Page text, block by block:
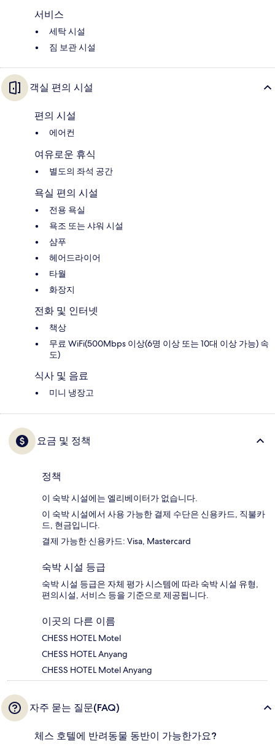
서비스
세탁 시설
짐 보관 시설
객실 편의 시설
편의 시설
에어컨
여유로운 휴식
별도의 좌석 공간
욕실 편의 시설
전용 욕실
욕조 또는 샤워 시설
샴푸
헤어드라이어
타월
화장지
전화 및 인터넷
책상
무료 WiFi(500Mbps 이상(6명 이상 또는 10대 이상 가능) 속
도)
식사 및 음료
미니 냉장고
요금 및 정책
정책
이 숙박 시설에는 엘리베이터가 없습니다.
이 숙박 시설에서 사용 가능한 결제 수단은 신용카드, 직불카
드, 현금입니다.
결제 가능한 신용카드: Visa, Mastercard
숙박 시설 등급
숙박 시설 등급은 자체 평가 시스템에 따라 숙박 시설 유형,
편의시설, 서비스 등을 기준으로 제공됩니다.
이곳의 다른 이름
CHESS HOTEL Motel
CHESS HOTEL Anyang
CHESS HOTEL Motel Anyang
자주 묻는 질문(FAQ)
체스 호텔에 반려동물 동반이 가능한가요?